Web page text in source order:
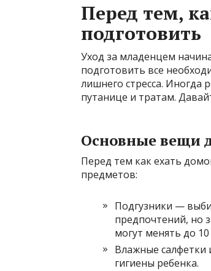
Перед тем,
подготовить
Уход за младенцем
подготовить все
лишнего стресса. Иногда
путанице и тратам.
Основные вещи
Перед тем как ехать
предметов:
Подгузники —
предпочтений, но
могут менять до
Влажные салфетки
гигиены ребенка.